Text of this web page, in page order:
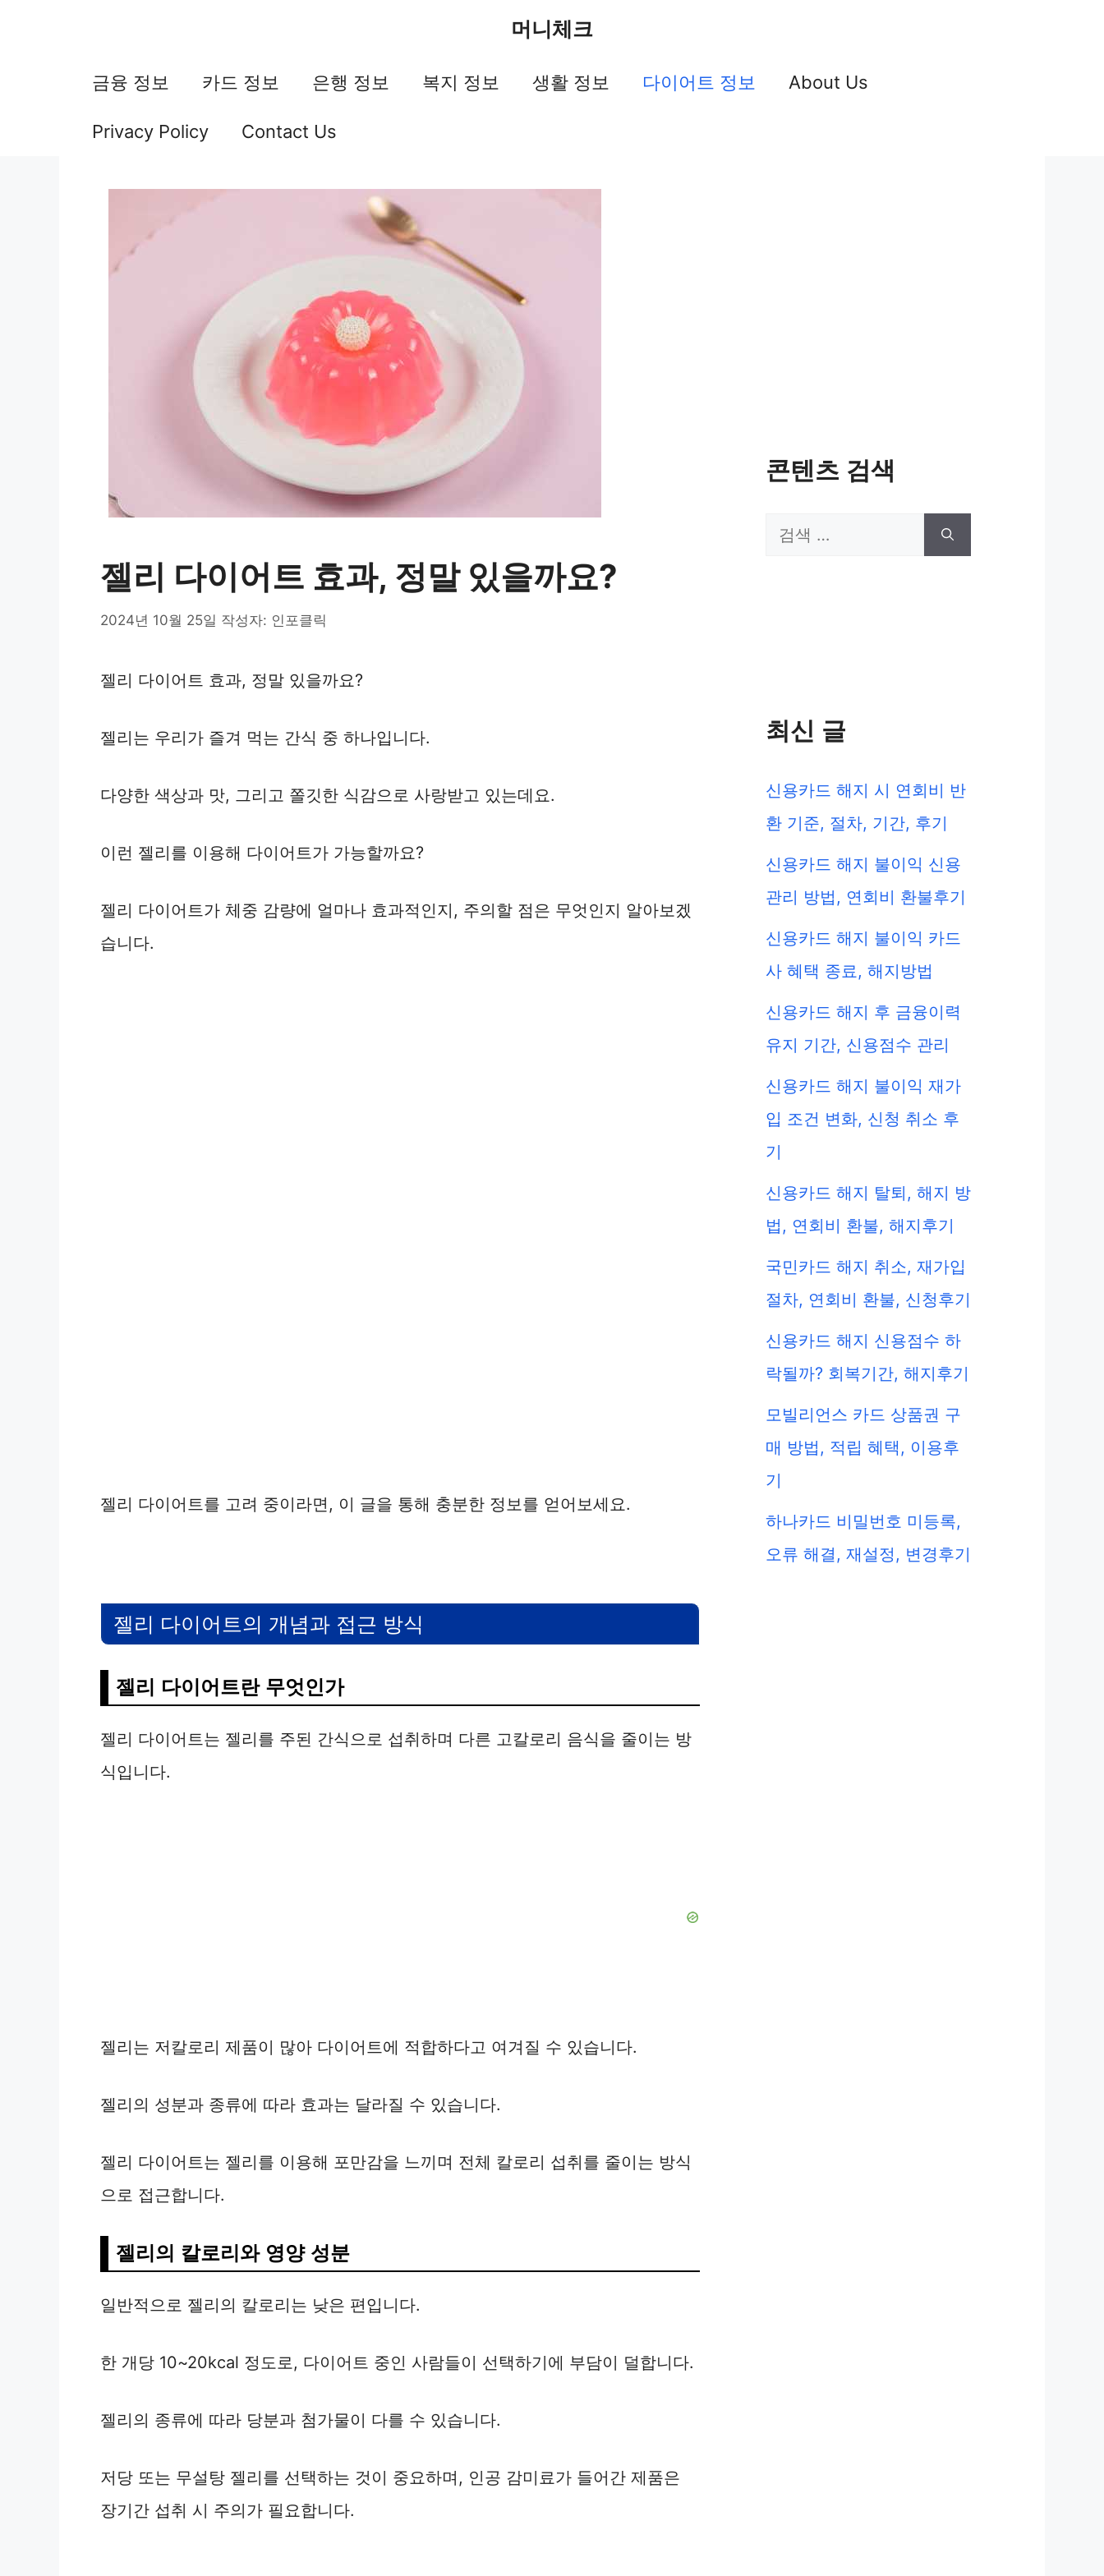
머니체크
금융 정보 카드 정보 은행 정보 복지 정보 생활 정보 다이어트 정보 About Us
Privacy Policy Contact Us
젤리 다이어트 효과, 정말 있을까요?
2024년 10월 25일 작성자: 인포클릭
젤리 다이어트 효과, 정말 있을까요?
젤리는 우리가 즐겨 먹는 간식 중 하나입니다.
다양한 색상과 맛, 그리고 쫄깃한 식감으로 사랑받고 있는데요.
이런 젤리를 이용해 다이어트가 가능할까요?
젤리 다이어트가 체중 감량에 얼마나 효과적인지, 주의할 점은 무엇인지 알아보겠
습니다.
젤리 다이어트를 고려 중이라면, 이 글을 통해 충분한 정보를 얻어보세요.
젤리 다이어트의 개념과 접근 방식
젤리 다이어트란 무엇인가
젤리 다이어트는 젤리를 주된 간식으로 섭취하며 다른 고칼로리 음식을 줄이는 방
식입니다.
젤리는 저칼로리 제품이 많아 다이어트에 적합하다고 여겨질 수 있습니다.
젤리의 성분과 종류에 따라 효과는 달라질 수 있습니다.
젤리 다이어트는 젤리를 이용해 포만감을 느끼며 전체 칼로리 섭취를 줄이는 방식
으로 접근합니다.
젤리의 칼로리와 영양 성분
일반적으로 젤리의 칼로리는 낮은 편입니다.
한 개당 10~20kcal 정도로, 다이어트 중인 사람들이 선택하기에 부담이 덜합니다.
젤리의 종류에 따라 당분과 첨가물이 다를 수 있습니다.
저당 또는 무설탕 젤리를 선택하는 것이 중요하며, 인공 감미료가 들어간 제품은
장기간 섭취 시 주의가 필요합니다.
콘텐츠 검색
검
최신 글
신용카드 해지 시 연회비 반
환 기준, 절차, 기간, 후기
신용카드 해지 불이익 신용
관리 방법, 연회비 환불후기
신용카드 해지 불이익 카드
사 혜택 종료, 해지방법
신용카드 해지 후 금융이력
유지 기간, 신용점수 관리
신용카드 해지 불이익 재가
입 조건 변화, 신청 취소 후
기
신용카드 해지 탈퇴, 해지 방
법, 연회비 환불, 해지후기
국민카드 해지 취소, 재가입
절차, 연회비 환불, 신청후기
신용카드 해지 신용점수 하
락될까? 회복기간, 해지후기
모빌리언스 카드 상품권 구
매 방법, 적립 혜택, 이용후
기
하나카드 비밀번호 미등록,
오류 해결, 재설정, 변경후기